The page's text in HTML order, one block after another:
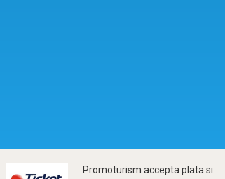
Promoturism accepta plata si